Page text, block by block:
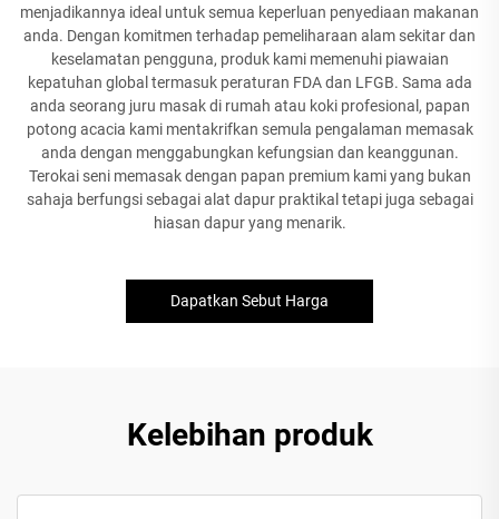
menjadikannya ideal untuk semua keperluan penyediaan makanan
anda. Dengan komitmen terhadap pemeliharaan alam sekitar dan
keselamatan pengguna, produk kami memenuhi piawaian
kepatuhan global termasuk peraturan FDA dan LFGB. Sama ada
anda seorang juru masak di rumah atau koki profesional, papan
potong acacia kami mentakrifkan semula pengalaman memasak
anda dengan menggabungkan kefungsian dan keanggunan.
Terokai seni memasak dengan papan premium kami yang bukan
sahaja berfungsi sebagai alat dapur praktikal tetapi juga sebagai
hiasan dapur yang menarik.
Dapatkan Sebut Harga
Kelebihan produk